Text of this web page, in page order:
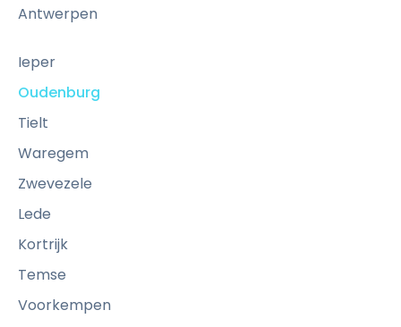
Antwerpen
Ieper
Oudenburg
Tielt
Waregem
Zwevezele
Lede
Kortrijk
Temse
Voorkempen